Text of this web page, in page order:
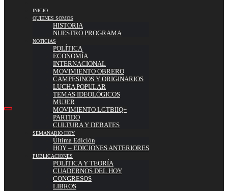
INICIO
QUIENES SOMOS
HISTORIA
NUESTRO PROGRAMA
NOTICIAS
POLÍTICA
ECONOMÍA
INTERNACIONAL
MOVIMIENTO OBRERO
CAMPESINOS Y ORIGINARIOS
LUCHA POPULAR
TEMAS IDEOLÓGICOS
MUJER
MOVIMIENTO LGTBIIQ+
PARTIDO
CULTURA Y DEBATES
SEMANARIO HOY
Última Edición
HOY – EDICIONES ANTERIORES
PUBLICACIONES
POLÍTICA Y TEORÍA
CUADERNOS DEL HOY
CONGRESOS
LIBROS